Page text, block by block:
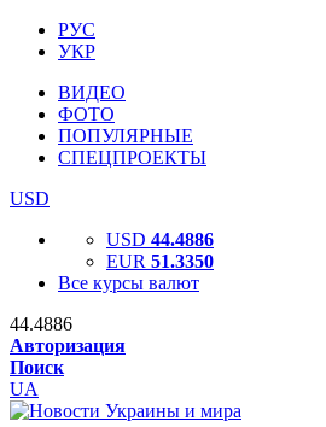
РУС
УКР
ВИДЕО
ФОТО
ПОПУЛЯРНЫЕ
СПЕЦПРОЕКТЫ
USD
USD 44.4886
EUR 51.3350
Все курсы валют
44.4886
Авторизация
Поиск
UA